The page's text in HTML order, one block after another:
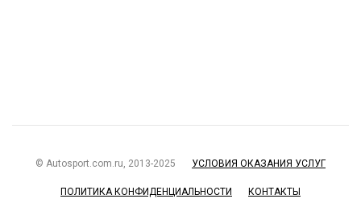
© Autosport.com.ru, 2013-2025 УСЛОВИЯ ОКАЗАНИЯ УСЛУГ
ПОЛИТИКА КОНФИДЕНЦИАЛЬНОСТИ КОНТАКТЫ